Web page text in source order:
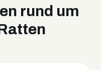
rund um